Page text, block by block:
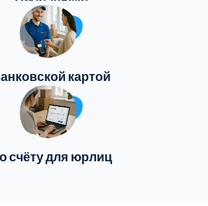
картой
счёту для юрлиц